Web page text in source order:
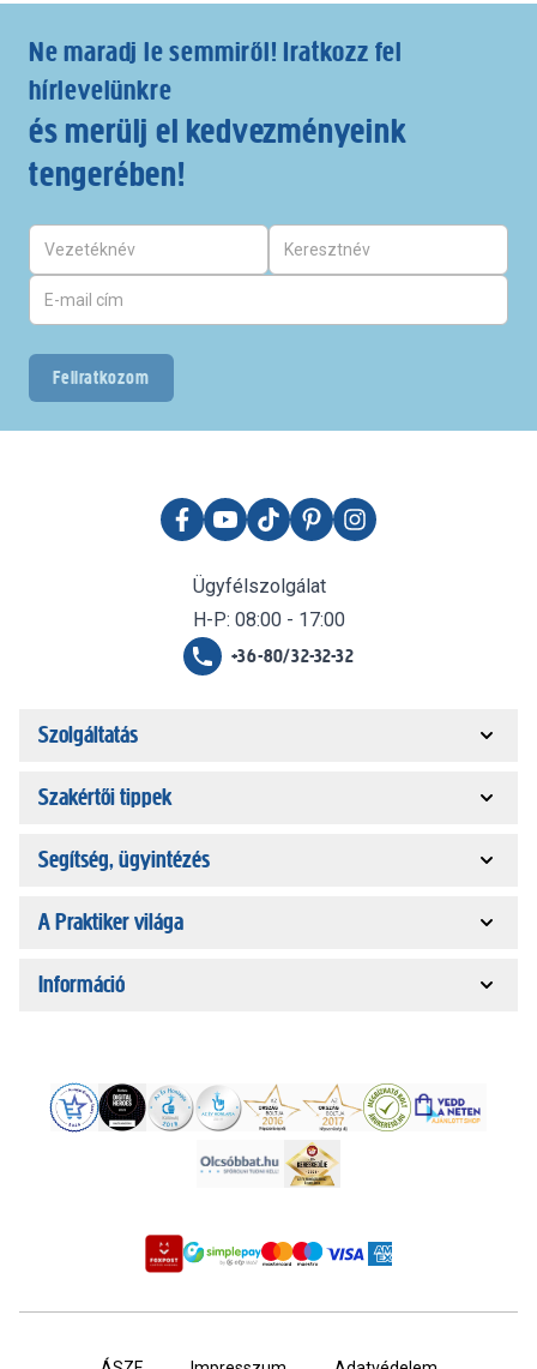
Ne maradj le semmiről! Iratkozz fel
hírlevelünkre
és merülj el kedvezményeink
tengerében!
Feliratkozom
Ügyfélszolgálat
H-P: 08:00 - 17:00
+36-80/32-32-32
Szolgáltatás
Szakértői tippek
Segítség, ügyintézés
A Praktiker világa
Információ